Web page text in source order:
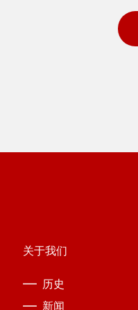
关于我们
历史
新闻